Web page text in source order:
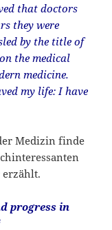
that doctors
they were
by the title of
the medical
medicine.
my life: I have
Medizin finde
progress in